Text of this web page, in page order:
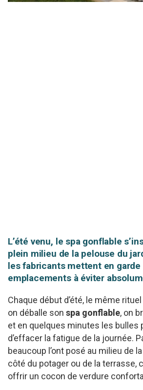
L’été venu, le spa gonflable
plein milieu de la pelouse du
les fabricants mettent en
emplacements à éviter
Chaque début d’été, le même
on déballe son spa gonflable, on
et en quelques minutes les bulles
d’effacer la fatigue de la journée.
beaucoup l’ont posé au milieu de
côté du potager ou de la terrasse,
offrir un cocon de verdure